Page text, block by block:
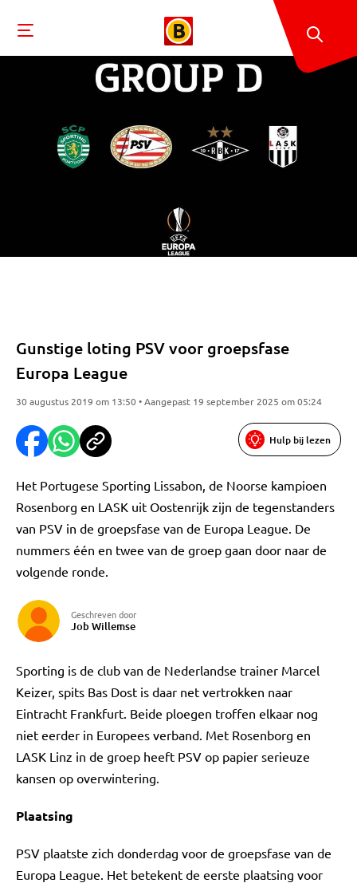
Gunstige loting PSV voor groepsfase
Europa League
30 augustus 2019 om 13:50 • Aangepast 19 september 2025 om 05:24
Hulp bij lezen
Het Portugese Sporting Lissabon, de Noorse kampioen
Rosenborg en LASK uit Oostenrijk zijn de tegenstanders
van PSV in de groepsfase van de Europa League. De
nummers één en twee van de groep gaan door naar de
volgende ronde.
Geschreven door
Job Willemse
Sporting is de club van de Nederlandse trainer Marcel
Keizer, spits Bas Dost is daar net vertrokken naar
Eintracht Frankfurt. Beide ploegen troffen elkaar nog
niet eerder in Europees verband. Met Rosenborg en
LASK Linz in de groep heeft PSV op papier serieuze
kansen op overwintering.
Plaatsing
PSV plaatste zich donderdag voor de groepsfase van de
Europa League. Het betekent de eerste plaatsing voor